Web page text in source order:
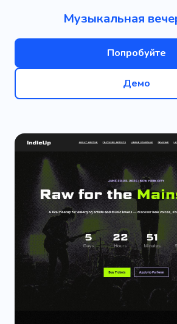
Музыкальная
Попробуйте
Демо